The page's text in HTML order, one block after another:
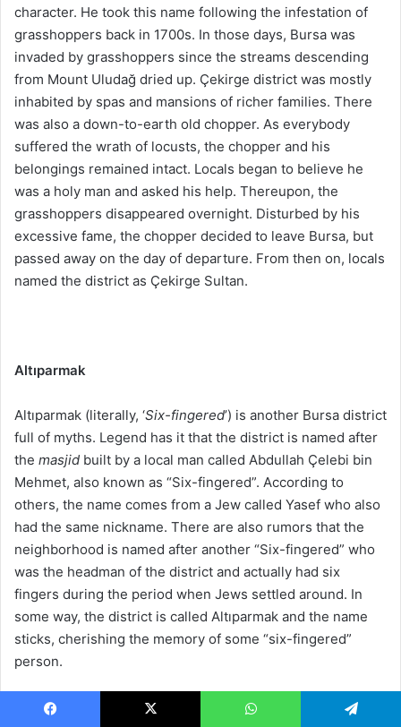
character. He took this name following the infestation of
grasshoppers back in 1700s. In those days, Bursa was
invaded by grasshoppers since the streams descending
from Mount Uludağ dried up. Çekirge district was mostly
inhabited by spas and mansions of richer families. There
was also a down-to-earth old chopper. As everybody
suffered the wrath of locusts, the chopper and his
belongings remained intact. Locals began to believe he
was a holy man and asked his help. Thereupon, the
grasshoppers disappeared overnight. Disturbed by his
excessive fame, the chopper decided to leave Bursa, but
passed away on the day of departure. From then on, locals
named the district as Çekirge Sultan.
Altıparmak
Altıparmak (literally, ‘Six-fingered’) is another Bursa district
full of myths. Legend has it that the district is named after
the masjid built by a local man called Abdullah Çelebi bin
Mehmet, also known as “Six-fingered”. According to
others, the name comes from a Jew called Yasef who also
had the same nickname. There are also rumors that the
neighborhood is named after another “Six-fingered” who
was the headman of the district and actually had six
fingers during the period when Jews settled around. In
some way, the district is called Altıparmak and the name
sticks, cherishing the memory of some “six-fingered”
person.